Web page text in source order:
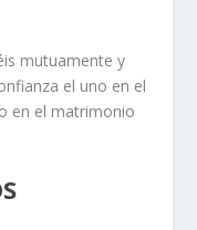
mutuamente y
el uno en el
en el matrimonio